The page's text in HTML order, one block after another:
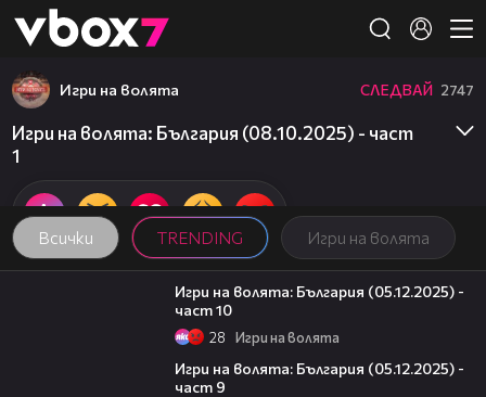
👾
Всички TRENDING Игри на волята
Игри на волята СЛЕДВАЙ 2747
Игри на волята: България (08.10.2025) - част
1
10:11
Игри на волята: България (05.12.2025) -
част 10
28 Игри на волята
Игри на волята: България (05.12.2025) -
част 9